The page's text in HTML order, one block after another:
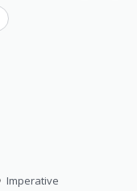
Imperative